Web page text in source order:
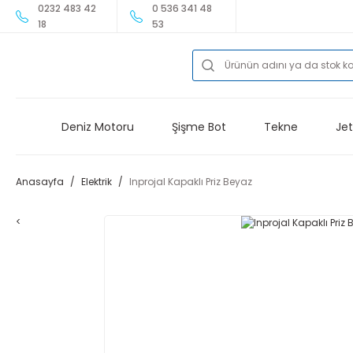
0232 483 42
18
0 536 341 48
53
Deniz Motoru Şişme Bot Tekne
Anasayfa Elektrik Inprojal Kapaklı Priz Beyaz
<